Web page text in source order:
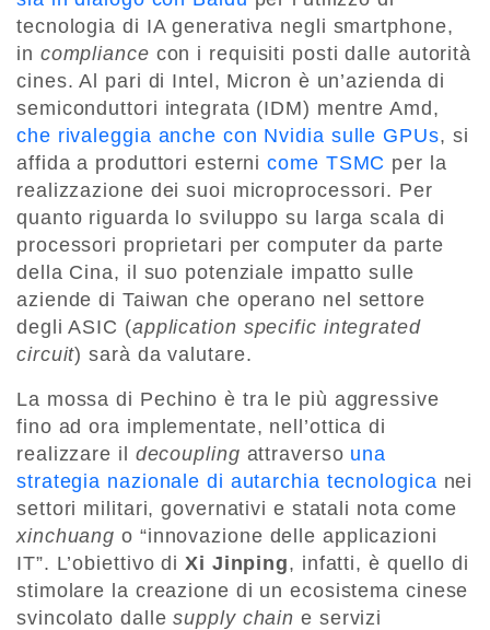
tecnologia di IA generativa negli smartphone,
in compliance con i requisiti posti dalle autorità
cines. Al pari di Intel, Micron è un’azienda di
semiconduttori integrata (IDM) mentre Amd,
che rivaleggia anche con Nvidia sulle GPUs, si
affida a produttori esternicome TSMC per la
realizzazione dei suoi microprocessori. Per
quanto riguarda lo sviluppo su larga scala di
processori proprietari per computer da parte
della Cina, il suo potenziale impatto sulle
aziende di Taiwan che operano nel settore
degli ASIC (application specific integrated
circuit) sarà da valutare.
La mossa di Pechino è tra le più aggressive
fino ad ora implementate, nell’ottica di
realizzare il decoupling attraverso una
strategia nazionale di autarchia tecnologica nei
settori militari, governativi e statali nota come
xinchuang o “innovazione delle applicazioni
IT”. L’obiettivo di Xi Jinping, infatti, è quello di
stimolare la creazione di un ecosistema cinese
svincolato dallesupply chain e servizi